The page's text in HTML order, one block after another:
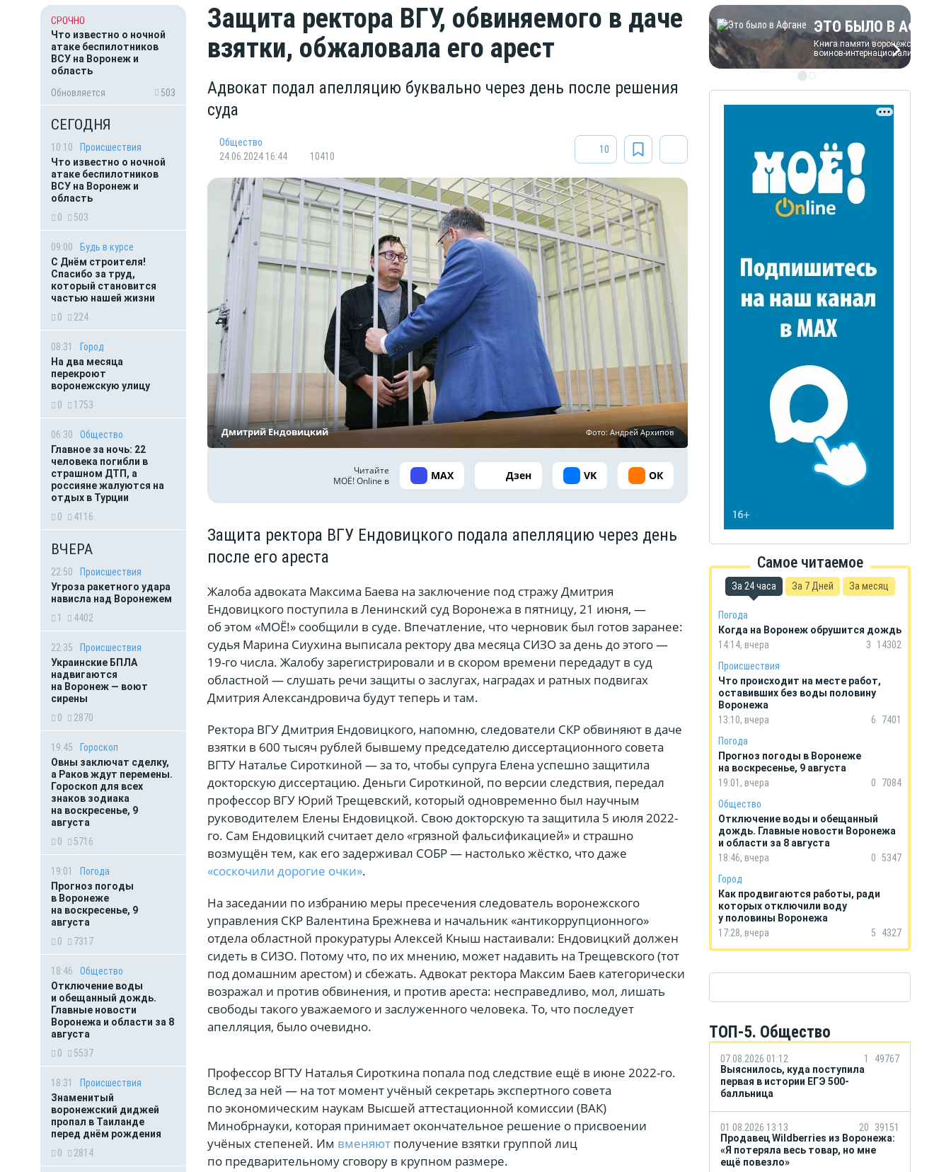
СРОЧНО
Что известно о ночной
атаке беспилотников
ВСУ на Воронеж и
область
Обновляется
503
СЕГОДНЯ
10:10
Происшествия
Что известно о ночной
атаке беспилотников
ВСУ на Воронеж и
область
0
503
09:00
Будь в курсе
С Днём строителя!
Спасибо за труд,
который становится
частью нашей жизни
0
224
08:31
Город
На два месяца
перекроют
воронежскую улицу
0
1753
06:30
Общество
Главное за ночь: 22
человека погибли в
страшном ДТП, а
россияне жалуются на
отдых в Турции
0
4116
ВЧЕРА
22:50
Происшествия
Угроза ракетного удара
нависла над Воронежем
1
4402
22:35
Происшествия
Украинские БПЛА
надвигаются
на Воронеж — воют
сирены
0
2870
19:45
Гороскоп
Овны заключат сделку,
а Раков ждут перемены.
Гороскоп для всех
знаков зодиака
на воскресенье, 9
августа
0
5716
19:01
Погода
Прогноз погоды
в Воронеже
на воскресенье, 9
августа
0
7317
18:46
Общество
Отключение воды
и обещанный дождь.
Главные новости
Воронежа и области за 8
августа
0
5537
18:31
Происшествия
Знаменитый
воронежский диджей
пропал в Таиланде
перед днём рождения
0
2814
Защита ректора ВГУ, обвиняемого в даче
взятки, обжаловала его арест
Адвокат подал апелляцию буквально через день после решения
суда
Общество
24.06.2024 16:44
10410
10
Дмитрий Ендовицкий Фото: Андрей Архипов
Читайте
МОЁ! Online в
MAX Дзен VK ОК
Защита ректора ВГУ Ендовицкого подала апелляцию через день
после его ареста
Жалоба адвоката Максима Баева на заключение под стражу Дмитрия
Ендовицкого поступила в Ленинский суд Воронежа в пятницу, 21 июня, —
об этом «МОЁ!» сообщили в суде. Впечатление, что черновик был готов заранее:
судья Марина Сиухина выписала ректору два месяца СИЗО за день до этого —
19-го числа. Жалобу зарегистрировали и в скором времени передадут в суд
областной — слушать речи защиты о заслугах, наградах и ратных подвигах
Дмитрия Александровича будут теперь и там.
Ректора ВГУ Дмитрия Ендовицкого, напомню, следователи СКР обвиняют в даче
взятки в 600 тысяч рублей бывшему председателю диссертационного совета
ВГТУ Наталье Сироткиной — за то, чтобы супруга Елена успешно защитила
докторскую диссертацию. Деньги Сироткиной, по версии следствия, передал
профессор ВГУ Юрий Трещевский, который одновременно был научным
руководителем Елены Ендовицкой. Свою докторскую та защитила 5 июля 2022-
го. Сам Ендовицкий считает дело «грязной фальсификацией» и страшно
возмущён тем, как его задерживал СОБР — настолько жёстко, что даже
«соскочили дорогие очки».
На заседании по избранию меры пресечения следователь воронежского
управления СКР Валентина Брежнева и начальник «антикоррупционного»
отдела областной прокуратуры Алексей Кныш настаивали: Ендовицкий должен
сидеть в СИЗО. Потому что, по их мнению, может надавить на Трещевского (тот
под домашним арестом) и сбежать. Адвокат ректора Максим Баев категорически
возражал и против обвинения, и против ареста: несправедливо, мол, лишать
свободы такого уважаемого и заслуженного человека. То, что последует
апелляция, было очевидно.
Профессор ВГТУ Наталья Сироткина попала под следствие ещё в июне 2022-го.
Вслед за ней — на тот момент учёный секретарь экспертного совета
по экономическим наукам Высшей аттестационной комиссии (ВАК)
Минобрнауки, которая принимает окончательное решение о присвоении
учёных степеней. Им вменяют получение взятки группой лиц
по предварительному сговору в крупном размере.
ЭТО БЫЛО В
Книга памяти воронежских
воинов-интернационалистов
ЭТО БЫЛО В
Книга памяти воронежских
воинов-интернационалистов
Самое читаемое
За 24 часа За 7 Дней За месяц
Погода
Когда на Воронеж обрушится дождь
14:14, вчера
3
14302
Происшествия
Что происходит на месте работ,
оставивших без воды половину
Воронежа
13:10, вчера
6
7401
Погода
Прогноз погоды в Воронеже
на воскресенье, 9 августа
19:01, вчера
0
7084
Общество
Отключение воды и обещанный
дождь. Главные новости Воронежа
и области за 8 августа
18:46, вчера
0 5347
Город
Как продвигаются работы, ради
которых отключили воду
у половины Воронежа
17:28, вчера
5 4327
ТОП-5. Общество
07.08.2026 01:12 1
49767
Выяснилось, куда поступила
первая в истории ЕГЭ 500-
балльница
01.08.2026 13:13 20
39151
Продавец Wildberries из Воронежа:
«Я потеряла весь товар, но мне
ещё повезло»